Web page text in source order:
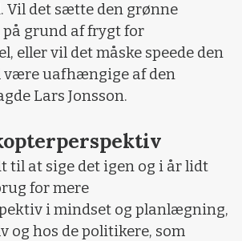
Vil det sætte den grønne
grund af frygt for
eller vil det måske speede den
være uafhængige af den
Lars Jonsson.
til at sige det igen og i år lidt
for mere
i mindset og planlægning,
og hos de politikere, som